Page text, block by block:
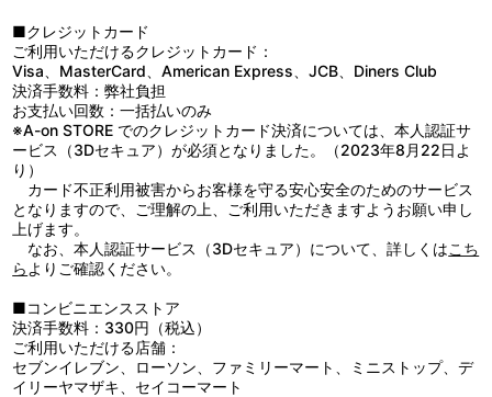
■第28話「夏休みの大騒動」
誰もが待ちこがれる夏休みが目前に迫っていた。両親の迎えを待
ちわび、休み中の行動をあれこれ思い描いて楽しむ生徒たち。その
生徒たちをただ見守るだけのセーラ、そして、その姿を同情のまな
ざしで見つめるベッキー……。生徒が去って学院に静かな時が訪れ
た。しかし、セーラやベッキーの仕事がなくなった訳ではない。セ
ーラは孤独を噛みしめ、今の自分の運命を受け入れて強くあろうと
する……。
■第29話「ベッキーの里帰り」
ベッキーも夏休みをもらい、田舎へ帰る事になった。広い学院に
ただ一人残される不安を隠して、笑顔でベッキーを送り出そうとす
るセーラ。外出の詐可を得、駅までベッキーの見送りに出たセーラ
の心は帰る場所のない寂しさでいっぱいになる……。学院へ戻る
ッキーは家族との再会に胸を踊らせていた。
■第30話「インドからきた紳士」
セーラは静かな学院の中で、院長たちの食事の支度から掃除、買
い物と一人で仕事をこなしていた。そんなセーラにベッキーから手
紙が届く。毎日の様子が細かに書いてあるベッキーの手紙……。友
原作：フランシス・ホジソン・バーネット（「小公女」より）／製
作：本橋浩一／製作管理：高桑 充／企画：佐藤昭司、久保田栄一／
音楽：樋口康雄／キャラクターデザイン：才田俊次／レイアウト監
修：森やすじ／オープニング作画：櫻井美知代／美術設定：川本征
平／美術監督：沼井信朗／プロデューサー：中島順三、石川泰平／
監督：黒川文男／制作：日本アニメーション、フジテレビ
也
■クレジットカード
ご利用いただけるクレジットカード：
Visa、MasterCard、American Express、JCB、Diners Club
決済手数料：弊社負担
お支払い回数：一括払いのみ
※A-on STORE でのクレジットカード決済については、本人認証サ
ービス（3Dセキュア）が必須となりました。（2023年8月22日よ
り）
カード不正利用被害からお客様を守る安心安全のためのサービス
となりますので、ご理解の上、ご利用いただきますようお願い申し
上げます。
なお、本人認証サービス（3Dセキュア）について、詳しくはこち
ら よりご確認ください。
■コンビニエンスストア
決済手数料：330円（税込）
ご利用いただける店舗：
セブンイレブン、ローソン、ファミリーマート、ミニストップ、デ
イリーヤマザキ、セイコーマート